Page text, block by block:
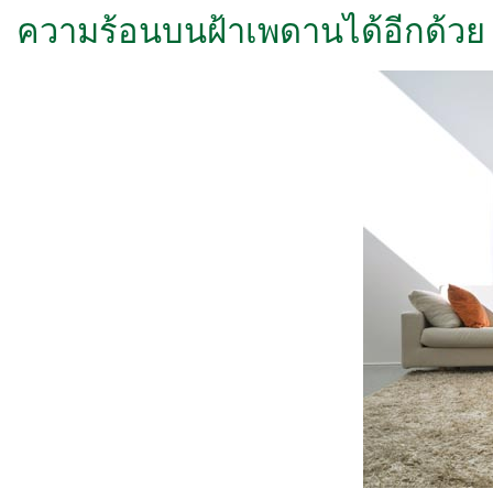
ความร้อนบนฝ้าเพดานได้อีกด้วย